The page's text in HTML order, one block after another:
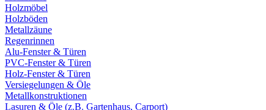
Holzmöbel
Holzböden
Metallzäune
Regenrinnen
Alu-Fenster & Türen
PVC-Fenster & Türen
Holz-Fenster & Türen
Versiegelungen & Öle
Metallkonstruktionen
Lasuren & Öle (z.B. Gartenhaus, Carport)